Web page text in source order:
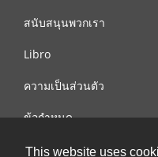
This website uses
สนับสนุนพวกเรา
Libro
ความเป็นส่วนตัว
ข้อกำหนด
ติดต่อเรา